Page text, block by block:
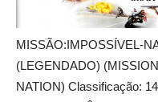
MISSÃO:IMPOSSÍVEL-
(LEGENDADO)
NATION) Classificação: